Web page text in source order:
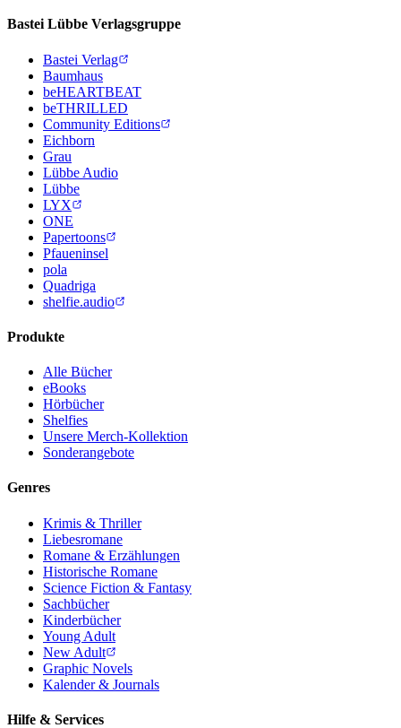
Bastei Lübbe Verlagsgruppe
Bastei Verlag
Baumhaus
beHEARTBEAT
beTHRILLED
Community Editions
Eichborn
Grau
Lübbe Audio
Lübbe
LYX
ONE
Papertoons
Pfaueninsel
pola
Quadriga
shelfie.audio
Produkte
Alle Bücher
eBooks
Hörbücher
Shelfies
Unsere Merch-Kollektion
Sonderangebote
Genres
Krimis & Thriller
Liebesromane
Romane & Erzählungen
Historische Romane
Science Fiction & Fantasy
Sachbücher
Kinderbücher
Young Adult
New Adult
Graphic Novels
Kalender & Journals
Hilfe & Services